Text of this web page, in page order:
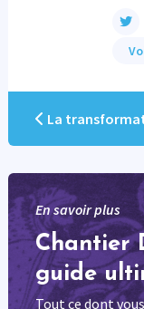
La transformation digitale du Marketing
En savoir plus
Chantier
guide
Tout ce dont